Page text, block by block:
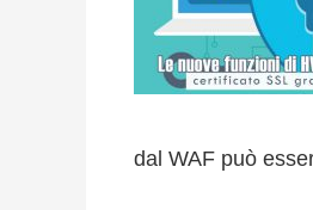
dal WAF può